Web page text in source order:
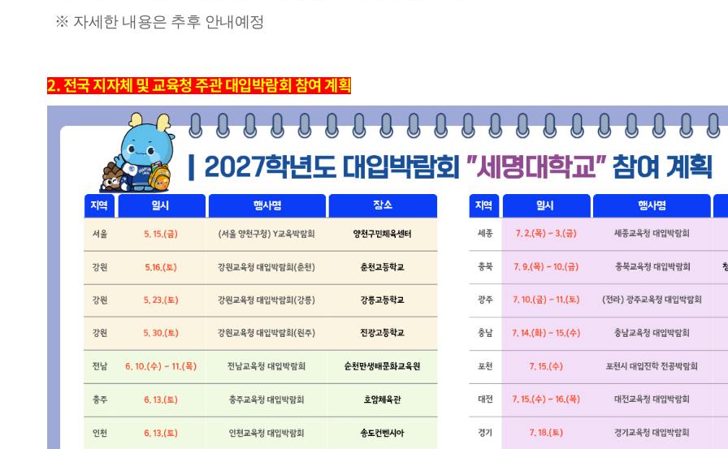
※ 자세한 내용은 추후 안내예정
2. 전국 지자체 및 교육청 주관 대입박람회 참여 계획